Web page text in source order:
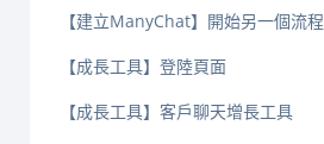
【建立ManyChat】開始另一個流程
【成長工具】登陸頁面
【成長工具】客戶聊天增長工具